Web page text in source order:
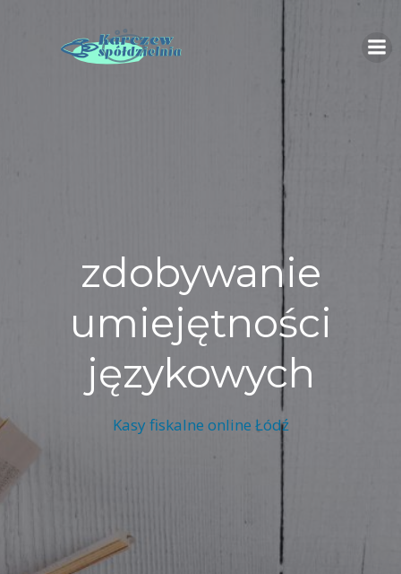
zdobywanie
umiejętności
językowych
Kasy fiskalne online Łódź